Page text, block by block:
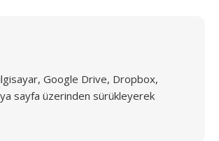
Google Drive, Dropbox,
sayfa üzerinden sürükleyerek